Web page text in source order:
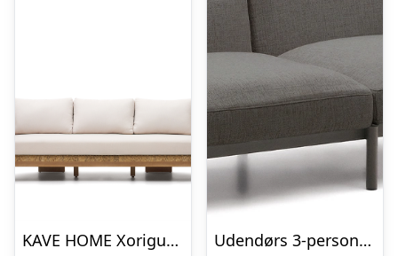
KAVE HOME Xoriguer 3 pers. sofa – kunstrattan og eukalyptustræ
Udendørs 3-personers sofa Kave Home Sorells grafit aluminium modulær loungesofa